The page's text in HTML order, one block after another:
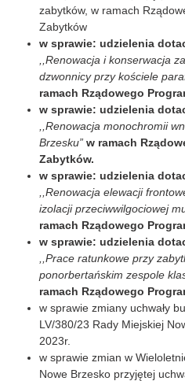
zabytków, w ramach
Zabytków
w sprawie: udzielenia
,,Renowacja i konserwacja
dzwonnicy przy kościele
ramach Rządowego
w sprawie: udzielenia
,,Renowacja monochromii
Brzesku” w ramach
Zabytków.
w sprawie: udzielenia
,,Renowacja elewacji
izolacji przeciwwilgociowej
ramach Rządowego
w sprawie: udzielenia
,,Prace ratunkowe przy
ponorbertańskim zespole
ramach Rządowego
w sprawie zmiany uchwały
LV/380/23 Rady Miejskiej
2023r.
w sprawie zmian w
Nowe Brzesko przyjętej